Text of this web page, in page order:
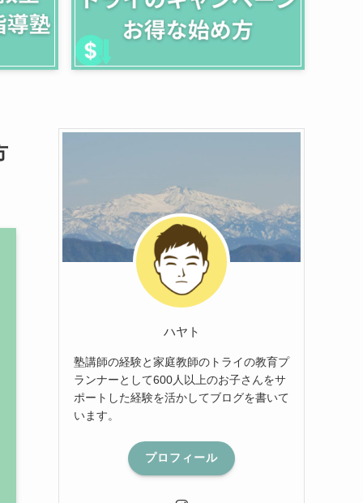
ハヤト
塾講師の経験と家庭教師のトライの教育プ
ランナーとして600人以上のお子さんをサ
ポートした経験を活かしてブログを書いて
います。
プロフィール